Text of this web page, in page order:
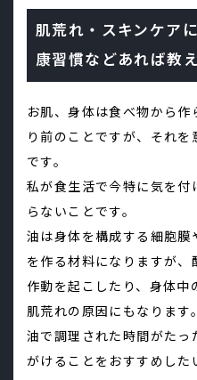
肌荒れ・スキンケア
康習慣などあれば教
お肌、身体は食べ物から
り前のことですが、それ
です。
私が食生活で今特に気を
らないことです。
油は身体を構成する細胞
を作る材料になりますが
作動を起こしたり、身体中
肌荒れの原因にもなります。
油で調理された時間がた
がけることをおすすめした